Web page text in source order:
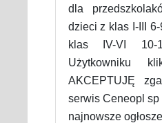
dla
dzieci z klas I-III
klas IV-VI
Użytkowniku
AKCEPTUJĘ
serwis Ceneopl sp
najnowsze